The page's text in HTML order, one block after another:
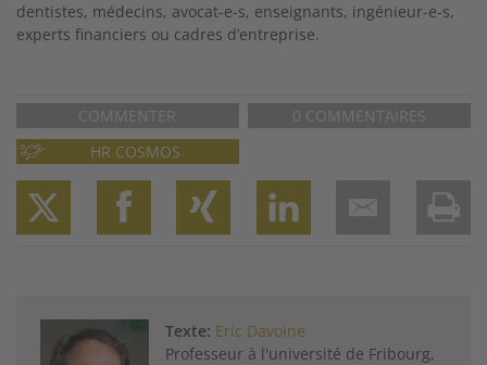
dentistes, médecins, avocat-e-s, enseignants, ingénieur-e-s,
experts financiers ou cadres d’entreprise.
COMMENTER
0 COMMENTAIRES
HR COSMOS
Texte: Eric Davoine
Professeur à l'université de Fribourg,